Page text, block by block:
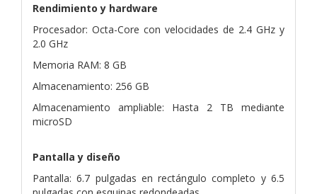
Rendimiento y hardware
Procesador: Octa-Core con velocidades de 2.4 GHz y
2.0 GHz
Memoria RAM: 8 GB
Almacenamiento: 256 GB
Almacenamiento ampliable: Hasta 2 TB mediante
microSD
Pantalla y diseño
Pantalla: 6.7 pulgadas en rectángulo completo y 6.5